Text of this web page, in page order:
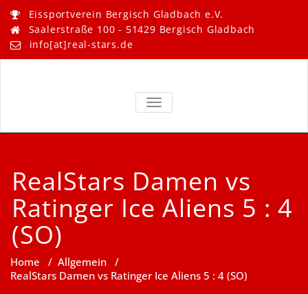
content
Eissportverein Bergisch Gladbach e.V.
Saalerstraße 100 - 51429 Bergisch Gladbach
info[at]real-stars.de
Real Stars –
TOGGLE NAVIGATION
RealStars Damen vs
Ratinger Ice Aliens 5 : 4
(SO)
Home / Allgemein /
RealStars Damen vs Ratinger Ice Aliens 5 : 4 (SO)